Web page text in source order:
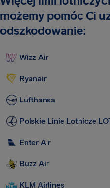
możemy pomóc Ci
odszkodowanie:
Wizz Air
Ryanair
Lufthansa
Polskie Linie Lotnicze
Enter Air
Buzz Air
KLM Airlines